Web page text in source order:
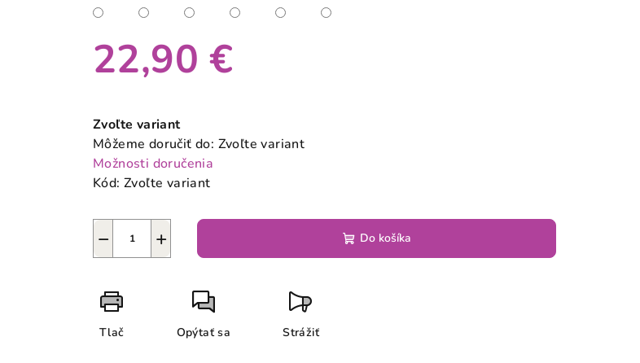
22,90 €
cena:
Zvoľte variant
Môžeme doručiť do: Zvoľte variant
Možnosti doručenia
Kód: Zvoľte variant
+
− Do košíka
Tlač Opýtať sa Strážiť